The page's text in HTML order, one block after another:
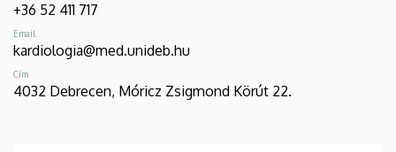
+36 52 411 717
Email
kardiologia@med.unideb.hu
Cím
4032 Debrecen, Móricz Zsigmond Körút 22.